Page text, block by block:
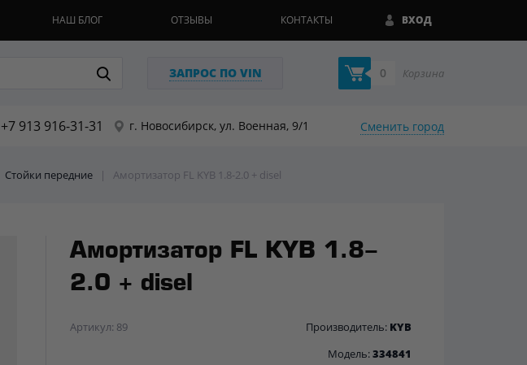
ВХОД
НАШ БЛОГ ОТЗЫВЫ КОНТАКТЫ
ЗАПРОС ПО VIN 0 Корзина
+7 913 916-31-31 г. Новосибирск, ул. Военная, 9/1 Сменить город
Стойки передние | Амортизатор FL KYB 1.8-2.0 + disel
Амортизатор FL KYB 1.8-
2.0 + disel
Артикул: 89 Производитель: KYB
Модель:334841